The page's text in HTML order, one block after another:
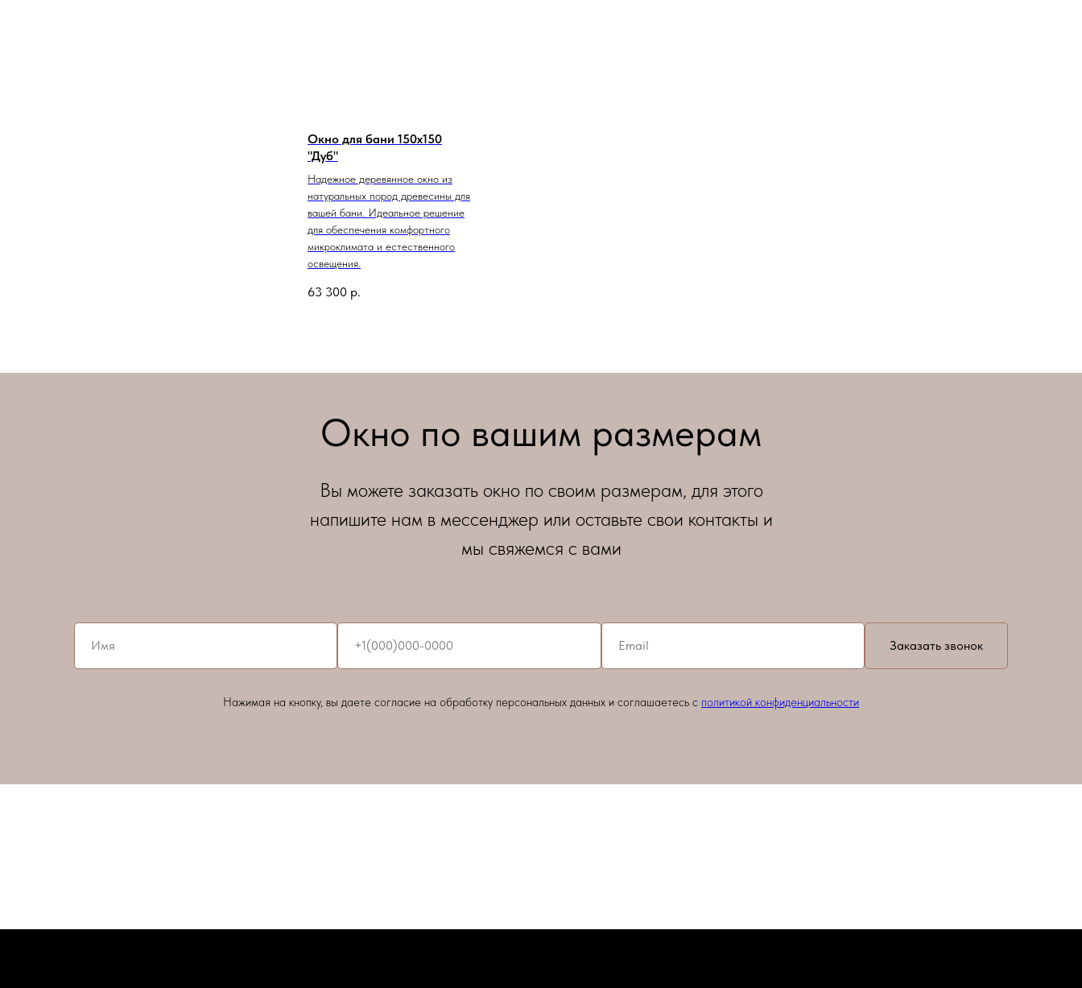
Окно для бани 150х150
"Дуб"
Надежное деревянное окно из
натуральных пород древесины для
вашей бани. Идеальное решение
для обеспечения комфортного
микроклимата и естественного
освещения.
63 300 р.
Окно по вашим размерам
Вы можете заказать окно по своим размерам, для этого
напишите нам в мессенджер или оставьте свои контакты и
мы свяжемся с вами
Заказать звонок
Нажимая на кнопку, вы даете согласие на обработку персональных данных и соглашаетесь c политикой конфиденциальности